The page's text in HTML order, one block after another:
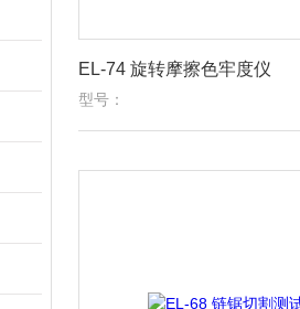
EL-74 旋转摩擦色牢度仪
型号：